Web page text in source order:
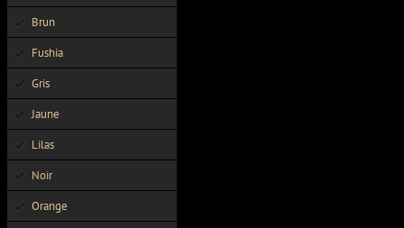
Brun
Fushia
Gris
Jaune
Lilas
Noir
Orange